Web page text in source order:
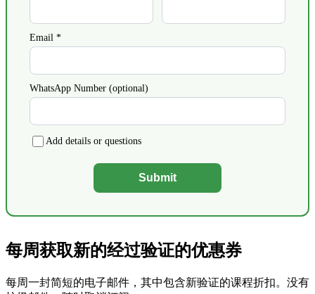
Email *
WhatsApp Number (optional)
Add details or questions
Submit
每周获取新的经过验证的优惠券
每周一封简短的电子邮件，其中包含新验证的课程折扣。没有